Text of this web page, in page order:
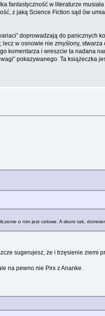
fantastyczność w literaturze
z jaką Science Fiction sąd ów
doprowadzają do
w osnowie nie zmyślony,
komentarza i wreszcie ta nadana
pokazywanego. Ta
o nim jest celowe. A skoro tak,
sugerujesz, że i trzęsienie
na pewno nie Pirx z Ananke.